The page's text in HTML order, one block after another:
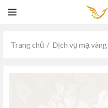
Trang chủ Dịch vụ mạ vàng